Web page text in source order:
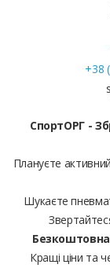
+38
СпортОРГ -
Плануєте
Шукаєте
Кращі ціни та